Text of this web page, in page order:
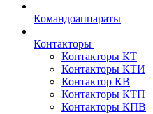
Командоаппараты
Контакторы
Контакторы КТ
Контакторы КТИ
Контактор КВ
Контакторы КТП
Контакторы КПВ